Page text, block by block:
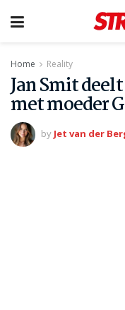
Home Reality
Jan Smit
met moeder
by Jet van der